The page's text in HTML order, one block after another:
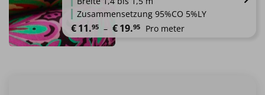
auf.
Die
Optionen
Zusammensetzung 95%CO 5%LY
€11.95 – €19.95 Preisspanne: €11.95 bis €19.95
Pro meter